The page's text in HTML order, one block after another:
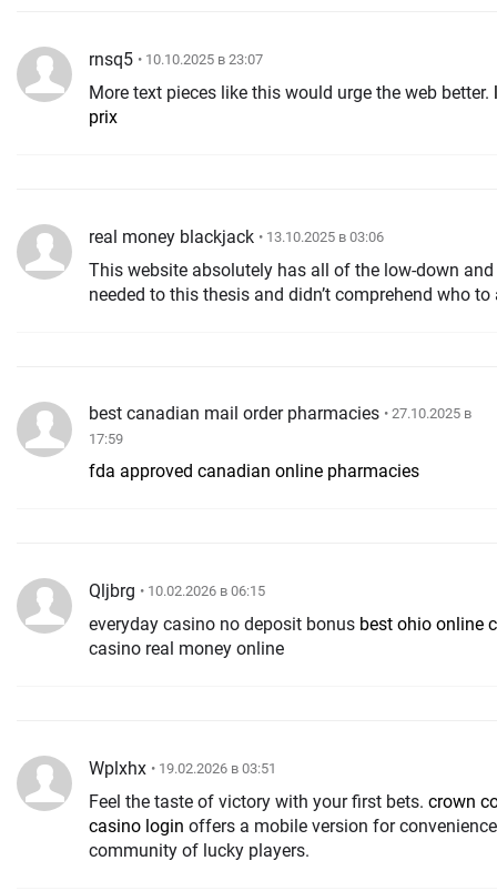
rnsq5 • 10.10.2025 в 23:07
More text pieces like this would urge the web better.
prix
real money blackjack • 13.10.2025 в 03:06
This website absolutely has all of the low-down
needed to this thesis and didn’t comprehend who to
best canadian mail order pharmacies • 27.10.2025 в
17:59
fda approved canadian online pharmacies
Qljbrg • 10.02.2026 в 06:15
everyday casino no deposit bonus best ohio online
casino real money online
Wplxhx • 19.02.2026 в 03:51
Feel the taste of victory with your first bets. crown
casino login offers a mobile version for
community of lucky players.